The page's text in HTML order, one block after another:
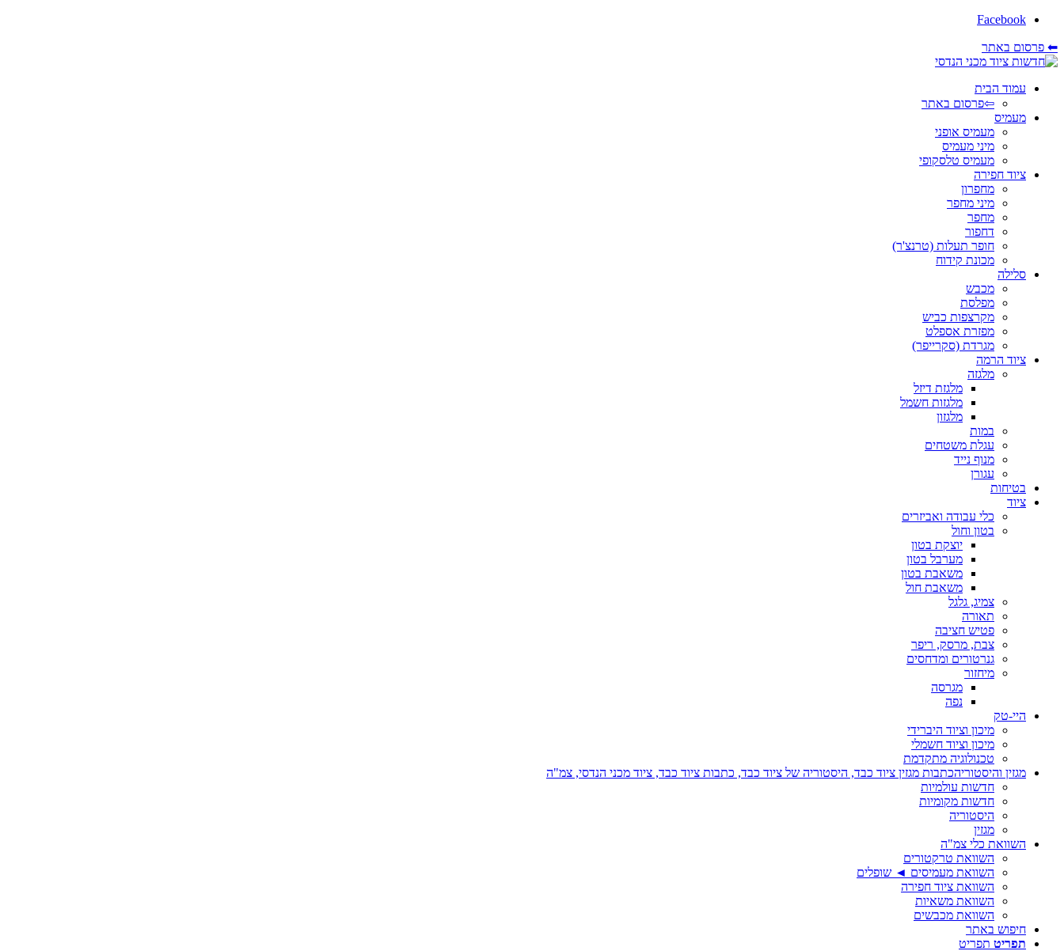
Facebook
⬅ פרסום באתר
עמוד הבית
⇦פרסום באתר
מעמיס
מעמיס אופני
מיני מעמיס
מעמיס טלסקופי
ציוד חפירה
מחפרון
מיני מחפר
מחפר
דחפור
חופר תעלות (טרנצ'ר)
מכונת קידוח
סלילה
מכבש
מפלסת
מקרצפות כביש
מפזרת אספלט
מגרדת (סקרייפר)
ציוד הרמה
מלגזה
מלגזת דיזל
מלגזות חשמל
מלגזון
במות
עגלת משטחים
מנוף נייד
עגורן
בטיחות
ציוד
כלי עבודה ואביזרים
בטון וחול
יוצקת בטון
מערבל בטון
משאבת בטון
משאבת חול
צמיג, גלגל
תאורה
פטיש חציבה
צבת, מרסק, ריפר
גנרטורים ומדחסים
מיחזור
מגרסה
נפה
היי-טק
מיכון וציוד היברידי
מיכון וציוד חשמלי
טכנולוגיה מתקדמת
מגזין והיסטוריהכתבות מגזין ציוד כבד, היסטוריה של ציוד כבד, כתבות ציוד כבד, ציוד מכני הנדסי, צמ"ה
חדשות עולמיות
חדשות מקומיות
היסטוריה
מגזין
השוואת כלי צמ"ה
השוואת טרקטורים
השוואת מעמיסים ◄ שופלים
השוואת ציוד חפירה
השוואת משאיות
השוואת מכבשים
חיפוש באתר
תפריט תפריט